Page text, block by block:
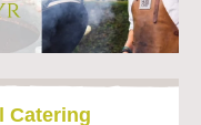
Catering